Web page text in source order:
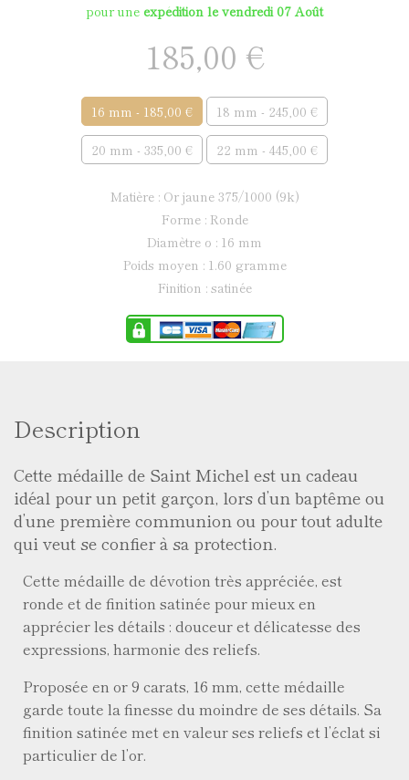
pour une expédition le vendredi 07 Août
185,00 €
16 mm - 185,00 € 18 mm - 245,00 €
20 mm - 335,00 € 22 mm - 445,00 €
Matière : Or jaune 375/1000 (9k)
Forme : Ronde
Diamètre ø : 16 mm
Poids moyen : 1.60 gramme
Finition : satinée
Description
Cette médaille de Saint Michel est un cadeau
idéal pour un petit garçon, lors d’un baptême ou
d’une première communion ou pour tout adulte
qui veut se confier à sa protection.
Cette médaille de dévotion très appréciée, est
ronde et de finition satinée pour mieux en
apprécier les détails : douceur et délicatesse des
expressions, harmonie des reliefs.
Proposée en or 9 carats, 16 mm, cette médaille
garde toute la finesse du moindre de ses détails. Sa
finition satinée met en valeur ses reliefs et l’éclat si
particulier de l’or.